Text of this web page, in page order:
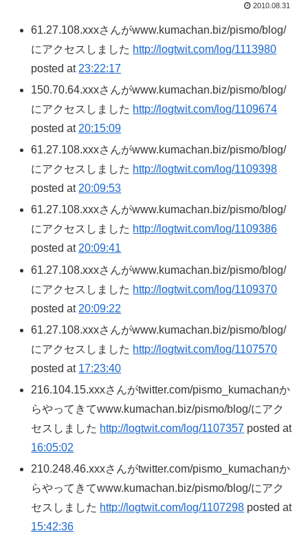
2010.08.31
61.27.108.xxxさんがwww.kumachan.biz/pismo/blog/
にアクセスしました http://logtwit.com/log/1113980
posted at 23:22:17
150.70.64.xxxさんがwww.kumachan.biz/pismo/blog/
にアクセスしました http://logtwit.com/log/1109674
posted at 20:15:09
61.27.108.xxxさんがwww.kumachan.biz/pismo/blog/
にアクセスしました http://logtwit.com/log/1109398
posted at 20:09:53
61.27.108.xxxさんがwww.kumachan.biz/pismo/blog/
にアクセスしました http://logtwit.com/log/1109386
posted at 20:09:41
61.27.108.xxxさんがwww.kumachan.biz/pismo/blog/
にアクセスしました http://logtwit.com/log/1109370
posted at 20:09:22
61.27.108.xxxさんがwww.kumachan.biz/pismo/blog/
にアクセスしました http://logtwit.com/log/1107570
posted at 17:23:40
216.104.15.xxxさんがtwitter.com/pismo_kumachanか
らやってきてwww.kumachan.biz/pismo/blog/にアク
セスしました http://logtwit.com/log/1107357 posted at
16:05:02
210.248.46.xxxさんがtwitter.com/pismo_kumachanか
らやってきてwww.kumachan.biz/pismo/blog/にアク
セスしました http://logtwit.com/log/1107298 posted at
15:42:36